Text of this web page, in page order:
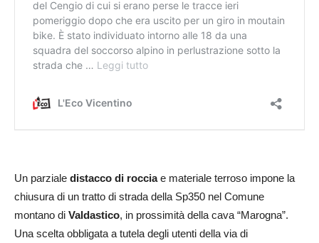
Un parziale distacco di rocciae materiale terroso impone la
chiusura di un tratto di strada della Sp350 nel Comune
montano di Valdastico, in prossimità della cava “Marogna”.
Una scelta obbligata a tutela degli utenti della via di